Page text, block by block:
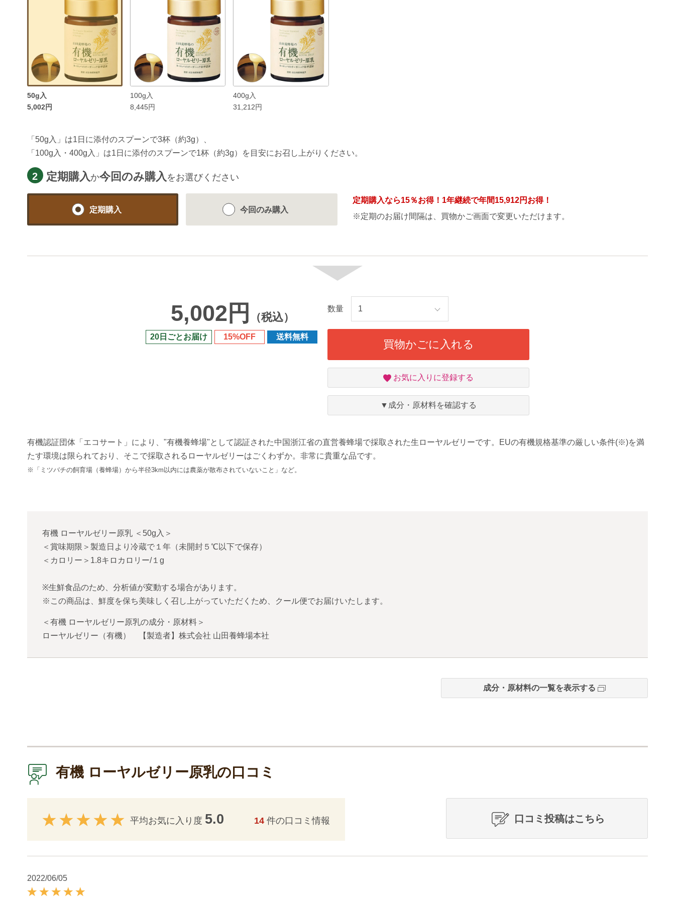
50g入
5,002円
100g入
8,445円
400g入
31,212円
「50g入」は1日に添付のスプーンで3杯（約3g）、
「100g入・400g入」は1日に添付のスプーンで1杯（約3g）を目安にお召し上がりください。
2 定期購入 か今回のみ購入 をお選びください
定期購入 今回のみ購入
定期購入なら15％お得！1年継続で年間15,912円 お得！
※定期のお届け間隔は、買物かご画面で変更いただけます。
5,002円 （税込）
20日ごとお届け 15%OFF 送料無料
数量
買物かごに入れる
お
入
り
お気に入りに登録する
▼成分・原材料を確認する
有機認証団体「エコサート」により、"有機養蜂場"として認証された中国浙江省の直営養蜂場で採取された生ローヤルゼリーです。EUの有機規格基準の厳しい条件(※)を満
たす環境は限られており、そこで採取されるローヤルゼリーはごくわずか。非常に貴重な品です。
※「ミツバチの飼育場（養蜂場）から半径3km以内には農薬が散布されていないこと」など。
有機 ローヤルゼリー原乳＜ 50g入 ＞
＜賞味期限＞製造日より冷蔵で１年（未開封５℃以下で保存）
＜カロリー＞1.8キロカロリー/１g
※生鮮食品のため、分析値が変動する場合があります。
※この商品は、鮮度を保ち美味しく召し上がっていただくため、クール便でお届けいたします。
＜有機 ローヤルゼリー原乳の成分・原材料＞
ローヤルゼリー（有機） 【製造者】株式会社 山田養蜂場本社
成分・原材料の一覧を表示する
有機 ローヤルゼリー原乳の口コミ
口コミ投稿はこちら
平均お気に入り度 5.0 14 件の口コミ情報
2022/06/05